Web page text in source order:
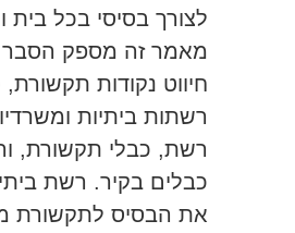
לצורך בסיסי בכל בית
מאמר זה מספק הסבר
חיווט נקודות תקשורת,
רשתות ביתיות
רשת, כבלי תקשורת,
כבלים בקיר. רשת
את הבסיס לתקשורת